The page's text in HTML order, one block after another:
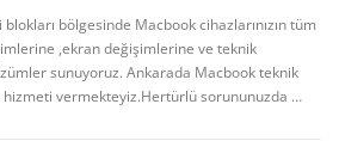
bölgesinde Macbook cihazlarınızın tüm
,ekran değişimlerine ve teknik
sunuyoruz. Ankarada Macbook teknik
vermekteyiz.Hertürlü sorununuzda …